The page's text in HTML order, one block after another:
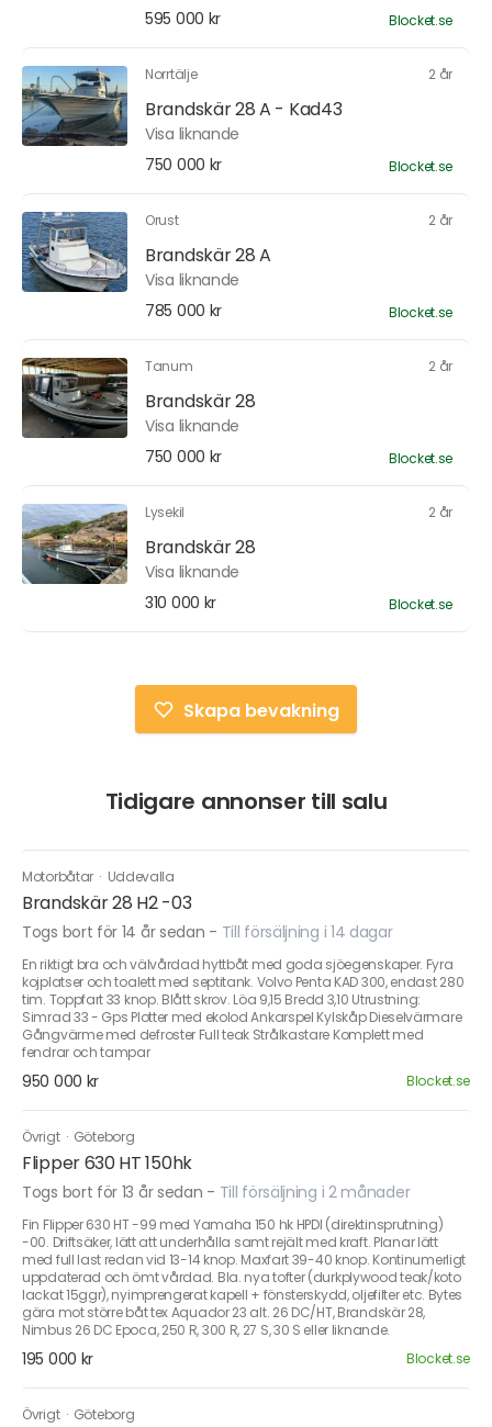
595 000 kr Blocket.se
Norrtälje 2 år
Brandskär 28 A - Kad43
Visa liknande
750 000 kr
Blocket.se
Orust 2 år
Brandskär 28 A
Visa liknande
785 000 kr
Blocket.se
Tanum 2 år
Brandskär 28
Visa liknande
750 000 kr
Blocket.se
Lysekil 2 år
Brandskär 28
Visa liknande
310 000 kr
Blocket.se
Skapa bevakning
Tidigare annonser till salu
Motorbåtar · Uddevalla
Brandskär 28 H2 -03
Togs bort för 14 år sedan - Till försäljning i 14 dagar
En riktigt bra och välvårdad hyttbåt med goda sjöegenskaper. Fyra
kojplatser och toalett med septitank. Volvo Penta KAD 300, endast 280
tim. Toppfart 33 knop. Blått skrov. Löa 9,15 Bredd 3,10 Utrustning:
Simrad 33 - Gps Plotter med ekolod Ankarspel Kylskåp Dieselvärmare
Gångvärme med defroster Full teak Strålkastare Komplett med
fendrar och tampar
950 000 kr Blocket.se
Övrigt · Göteborg
Flipper 630 HT 150hk
Togs bort för 13 år sedan - Till försäljning i 2 månader
Fin Flipper 630 HT -99 med Yamaha 150 hk HPDI (direktinsprutning)
-00. Driftsäker, lätt att underhålla samt rejält med kraft. Planar lätt
med full last redan vid 13-14 knop. Maxfart 39-40 knop. Kontinumerligt
uppdaterad och ömt vårdad. Bla. nya tofter (durkplywood teak/koto
lackat 15ggr), nyimprengerat kapell + fönsterskydd, oljefilter etc. Bytes
gära mot större båt tex Aquador 23 alt. 26 DC/HT, Brandskär 28,
Nimbus 26 DC Epoca, 250 R, 300 R, 27 S, 30 S eller liknande.
195 000 kr Blocket.se
Övrigt · Göteborg